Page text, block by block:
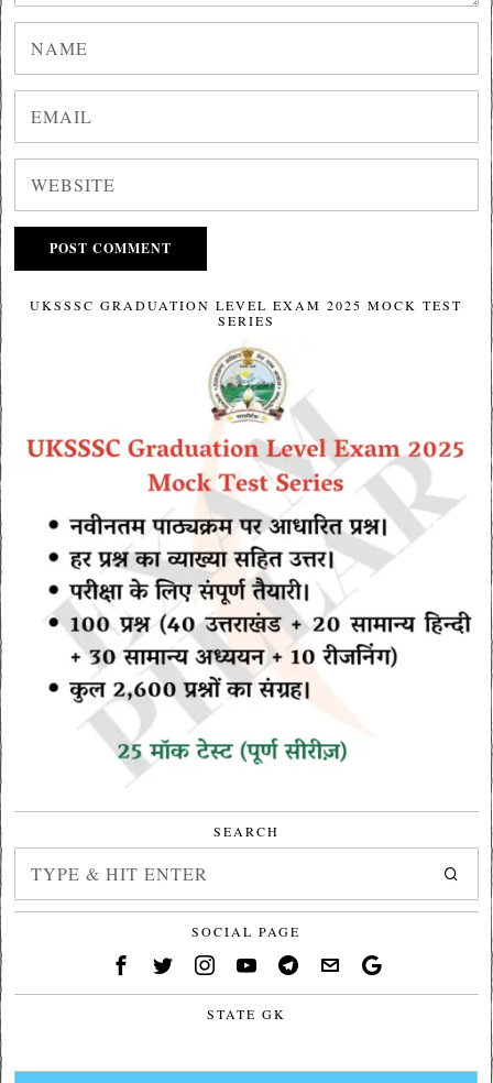
UKSSSC GRADUATION LEVEL EXAM 2025 MOCK TEST
SERIES
SEARCH
SOCIAL PAGE
STATE GK